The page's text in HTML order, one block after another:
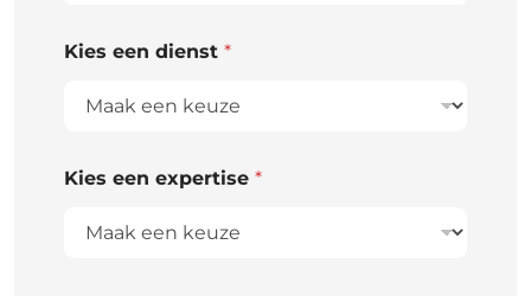
Kies een dienst *
Kies een expertise *